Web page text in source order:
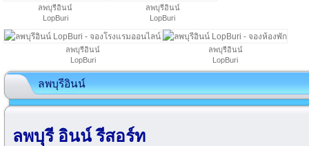
ลพบุรีอินน์
LopBuri
ลพบุรีอินน์
LopBuri
ลพบุรีอินน์
LopBuri
ลพบุรีอินน์
LopBuri
ลพบุรีอินน์
ลพบุรี อินน์ รีสอร์ท